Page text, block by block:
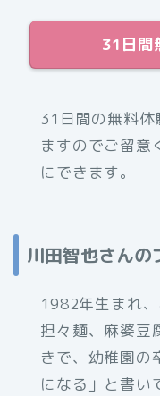
31日間
31日間の無料体
ますのでご留意
にできます。
川田智也さんの
1982年生まれ
担々麺、麻婆豆
きで、幼稚園の
になる」と書い